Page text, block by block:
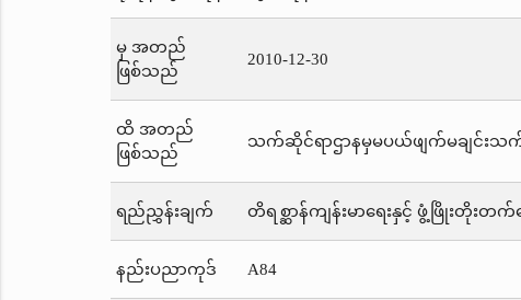
မှ အတည်
ဖြစ်သည်
2010-12-30
ထိ အတည်
ဖြစ်သည်
သက်ဆိုင်ရာဌာနမှမပယ်ဖျက်မချင်းသ
ရည်ညွှန်းချက် တိရစ္ဆာန်ကျန်းမာရေးနှင့် ဖွံ့ဖြိုးတိုးတက်
နည်းပညာကုဒ် A84